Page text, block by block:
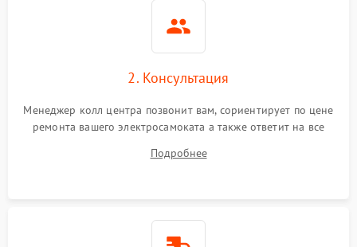
2. Консультация
Менеджер колл центра позвонит вам, сориентирует по цене
ремонта вашего электросамоката а также ответит на все
Подробнее